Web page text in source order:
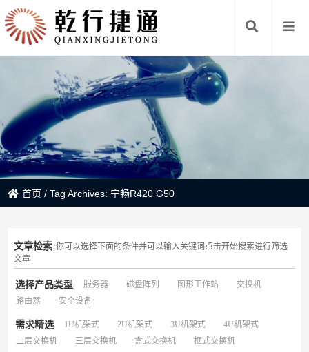
首页 /Tag Archives: 宁畅R420 G50
文章检索 你可以选择下面的条件并可以输入关键词点击开始搜索进行筛选
文章
选择产品类型 服务器 磁盘阵列 图形工作站
交换机
路由器
安全设备
需求精选 1U机架式 2U机架式 3U机架式
4U机架式
二层交换机
三层交换机 盒式交换机
框式交换机